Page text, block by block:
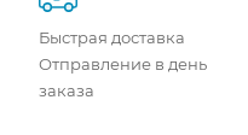
Быстрая доставка
Отправление в день
заказа